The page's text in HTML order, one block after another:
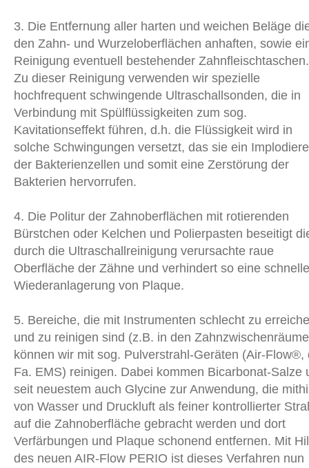
3. Die Entfernung aller harten und weichen Beläge
den Zahn- und Wurzeloberflächen anhaften, sowie
Reinigung eventuell bestehender Zahnfleischtaschen.
Zu dieser Reinigung verwenden wir spezielle
hochfrequent schwingende Ultraschallsonden, die in
Verbindung mit Spülflüssigkeiten zum sog.
Kavitationseffekt führen, d.h. die Flüssigkeit wird in
solche Schwingungen versetzt, das sie ein
der Bakterienzellen und somit eine Zerstörung der
Bakterien hervorrufen.
4. Die Politur der Zahnoberflächen mit rotierenden
Bürstchen oder Kelchen und Polierpasten beseitigt
durch die Ultraschallreinigung verursachte raue
Oberfläche der Zähne und verhindert so eine schnelle
Wiederanlagerung von Plaque.
5. Bereiche, die mit Instrumenten schlecht zu
und zu reinigen sind (z.B. in den
können wir mit sog. Pulverstrahl-Geräten (Air-Flow®,
Fa. EMS) reinigen. Dabei kommen Bicarbonat-Salze
seit neuestem auch Glycine zur Anwendung, die
von Wasser und Druckluft als feiner kontrollierter
auf die Zahnoberfläche gebracht werden und dort
Verfärbungen und Plaque schonend entfernen. Mit
des neuen AIR-Flow PERIO ist dieses Verfahren nun